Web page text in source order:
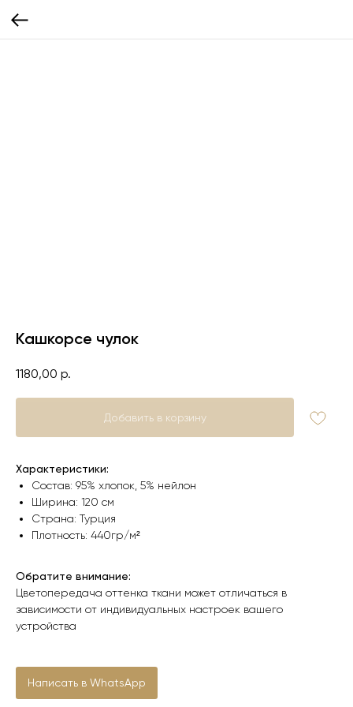
Кашкорсе чулок
1180,00 р.
Добавить в корзину
Характеристики:
Состав: 95% хлопок, 5% нейлон
Ширина: 120 см
Страна: Турция
Плотность: 440гр/м²
Обратите внимание:
Цветопередача оттенка ткани может отличаться в
зависимости от индивидуальных настроек вашего
устройства
Написать в WhatsApp